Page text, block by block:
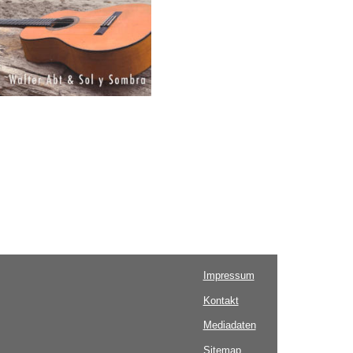
Impressum
Kontakt
Mediadaten
Sitemap